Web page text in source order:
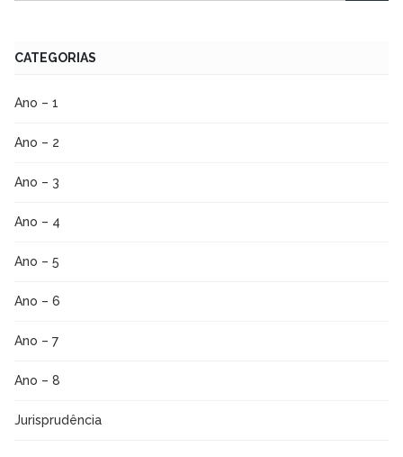
CATEGORIAS
Ano – 1
Ano – 2
Ano – 3
Ano – 4
Ano – 5
Ano – 6
Ano – 7
Ano – 8
Jurisprudência